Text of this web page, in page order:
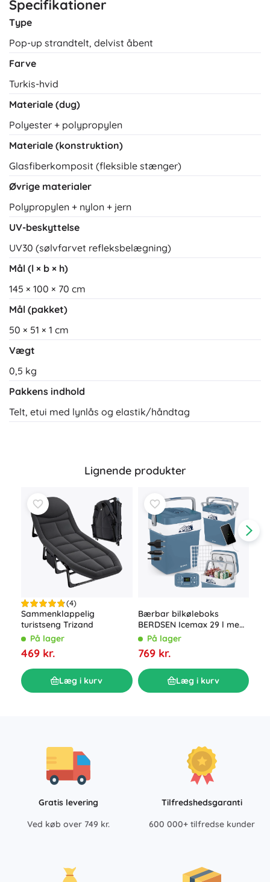
Specifikationer
Type
Pop-up strandtelt, delvist åbent
Farve
Turkis-hvid
Materiale (dug)
Polyester + polypropylen
Materiale (konstruktion)
Glasfiberkomposit (fleksible stænger)
Øvrige materialer
Polypropylen + nylon + jern
UV-beskyttelse
UV30 (sølvfarvet refleksbelægning)
Mål (l × b × h)
145 × 100 × 70 cm
Mål (pakket)
50 × 51 × 1 cm
Vægt
0,5 kg
Pakkens indhold
Telt, etui med lynlås og elastik/håndtag
Lignende produkter
(4)
Sammenklappelig
turistseng Trizand
På lager
469 kr.
Læg i kurv
Bærbar bilkøleboks
BERDSEN Icemax 29 l med
ECO-tilstand – blå
På lager
769 kr.
Læg i kurv
Gratis levering
Ved køb over 749 kr.
Tilfredshedsgaranti
600 000+ tilfredse kunder